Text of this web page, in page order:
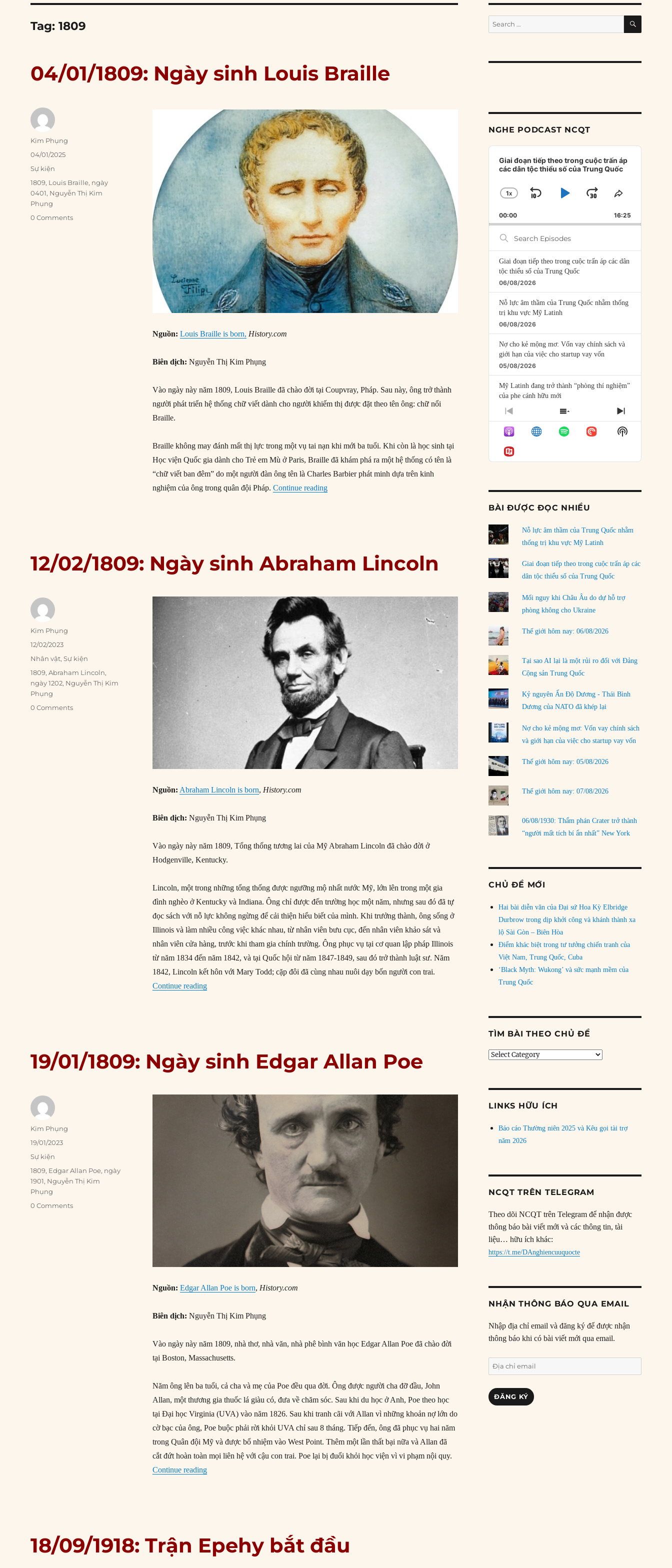
Tag:1809
04/01/1809: Ngày sinh Louis Braille
Nguồn:Louis Braille is born, History.com
Biên dịch:Nguyễn Thị Kim Phụng
Vào ngày này năm 1809, Louis Braille đã chào đời tại Coupvray, Pháp. Sau này, ông trở thành
người phát triển hệ thống chữ viết dành cho người khiếm thị được đặt theo tên ông: chữ nổi
Braille.
Braille không may đánh mất thị lực trong một vụ tai nạn khi mới ba tuổi. Khi còn là học sinh tại
Học viện Quốc gia dành cho Trẻ em Mù ở Paris, Braille đã khám phá ra một hệ thống có tên là
“chữ viết ban đêm” do một người đàn ông tên là Charles Barbier phát minh dựa trên kinh
nghiệm của ông trong quân đội Pháp.Continue reading“04/01/1809: Ngày sinh Louis Braille”
Author
Kim Phụng
Posted
04/01/2025
Categories
Sự kiện
Tags
1809, Louis Braille, ngày
0401, Nguyễn Thị Kim
Phụng
0 Comments
12/02/1809: Ngày sinh Abraham Lincoln
Nguồn: Abraham Lincoln is born, History.com
Biên dịch: Nguyễn Thị Kim Phụng
Vào ngày này năm 1809, Tổng thống tương lai của Mỹ Abraham Lincoln đã chào đời ở
Hodgenville, Kentucky.
Lincoln, một trong những tổng thống được ngưỡng mộ nhất nước Mỹ, lớn lên trong một gia
đình nghèo ở Kentucky và Indiana. Ông chỉ được đến trường học một năm, nhưng sau đó đã tự
đọc sách với nỗ lực không ngừng để cải thiện hiểu biết của mình. Khi trưởng thành, ông sống ở
Illinois và làm nhiều công việc khác nhau, từ nhân viên bưu cục, đến nhân viên khảo sát và
nhân viên cửa hàng, trước khi tham gia chính trường. Ông phục vụ tại cơ quan lập pháp Illinois
từ năm 1834 đến năm 1842, và tại Quốc hội từ năm 1847-1849, sau đó trở thành luật sư. Năm
1842, Lincoln kết hôn với Mary Todd; cặp đôi đã cùng nhau nuôi dạy bốn người con trai.
Continue reading“12/02/1809: Ngày sinh Abraham Lincoln”
Author
Kim Phụng
Posted
on
12/02/2023
Categories
Nhân vật,Sự kiện
Tags
1809,Abraham Lincoln,
ngày 1202, Nguyễn Thị Kim
Phụng
0 Comments
19/01/1809: Ngày sinh Edgar Allan Poe
Nguồn: Edgar Allan Poe is born, History.com
Biên dịch:Nguyễn Thị Kim Phụng
Vào ngày này năm 1809, nhà thơ, nhà văn, nhà phê bình văn học Edgar Allan Poe đã chào đời
tại Boston, Massachusetts.
Năm ông lên ba tuổi, cả cha và mẹ của Poe đều qua đời. Ông được người cha đỡ đầu, John
Allan, một thương gia thuốc lá giàu có, đưa về chăm sóc. Sau khi du học ở Anh, Poe theo học
tại Đại học Virginia (UVA) vào năm 1826. Sau khi tranh cãi với Allan vì những khoản nợ lớn do
cờ bạc của ông, Poe buộc phải rời khỏi UVA chỉ sau 8 tháng. Tiếp đến, ông đã phục vụ hai năm
trong Quân đội Mỹ và được bổ nhiệm vào West Point. Thêm một lần thất bại nữa và Allan đã
cắt đứt hoàn toàn mọi liên hệ với cậu con trai. Poe lại bị đuổi khỏi học viện vì vi phạm nội quy.
Continue reading“19/01/1809: Ngày sinh Edgar Allan Poe”
Author
Kim Phụng
Posted
19/01/2023
Categories
Sự kiện
Tags
1809, Edgar Allan Poe, ngày
1901, Nguyễn Thị Kim
Phụng
0 Comments
18/09/1918: Trận Epehy bắt đầu
Search
for:
SEARCH
NGHE PODCAST NCQT
Audio
Player
Giai đoạn tiếp theo trong cuộc trấn áp
các dân tộc thiểu số của Trung Quốc
CHANGE
RATE
1X
SKIP
BACKWARD
PLAYJUMP
FORWARD
SHARE
EPISODE
00:00 16:25
Search
Episodes
Giai đoạn tiếp theo trong cuộc trấn áp các dân
tộc thiểu số của Trung Quốc
06/08/2026
Nỗ lực âm thầm của Trung Quốc nhằm thống
trị khu vực Mỹ Latinh
06/08/2026
Nợ cho kẻ mộng mơ: Vốn vay chính sách và
giới hạn của việc cho startup vay vốn
05/08/2026
Mỹ Latinh đang trở thành “phòng thí nghiệm”
của phe cánh hữu mới
04/08/2026
Tại sao Trung Quốc phủ nhận cuộc gặp với
Ngoại trưởng Nhật Bản?
04/08/2026
03/08/2026
Đặt cược vào thất bại: Các quỹ đầu tư mạo
rủi ro
02/08/2026
Làm thế nào để kết thúc Chiến tranh Iran?
01/08/2026
Chiến lược kế tiếp của Bắc Kinh ở Biển Đông
31/07/2026
Trật tự thế giới mới: Các nước nhỏ sẽ luôn
phải chịu đựng?
30/07/2026
LOAD MORE
PREVIOUS
EPISODE
SHOW
EPISODES
LIST
NEXT
EPISODE
Show
Podcast
BÀI ĐƯỢC ĐỌC NHIỀU
Nỗ lực âm thầm của Trung Quốc nhằm
thống trị khu vực Mỹ Latinh
Giai đoạn tiếp theo trong cuộc trấn áp các
dân tộc thiểu số của Trung Quốc
Mối nguy khi Châu Âu do dự hỗ trợ
phòng không cho Ukraine
Thế giới hôm nay: 06/08/2026
Tại sao AI lại là một rủi ro đối với Đảng
Cộng sản Trung Quốc
Kỷ nguyên Ấn Độ Dương - Thái Bình
Dương của NATO đã khép lại
Nợ cho kẻ mộng mơ: Vốn vay chính sách
và giới hạn của việc cho startup vay vốn
Thế giới hôm nay: 05/08/2026
Thế giới hôm nay: 07/08/2026
06/08/1930: Thẩm phán Crater trở thành
“người mất tích bí ẩn nhất” New York
CHỦ ĐỀ MỚI
Hai bài diễn văn của Đại sứ Hoa Kỳ Elbridge
Durbrow trong dịp khởi công và khánh thành xa
lộ Sài Gòn – Biên Hòa
Điểm khác biệt trong tư tưởng chiến tranh của
Việt Nam, Trung Quốc, Cuba
‘Black Myth: Wukong’ và sức mạnh mềm của
Trung Quốc
TÌM BÀI THEO CHỦ ĐỀ
Tìm
chủ
LINKS HỮU ÍCH
Báo cáo Thường niên 2025 và Kêu gọi tài trợ
năm 2026
NCQT TRÊN TELEGRAM
Theo dõi NCQT trên Telegram để nhận được
thông báo bài viết mới và các thông tin, tài
liệu… hữu ích khác:
https://t.me/DAnghiencuuquocte
NHẬN THÔNG BÁO QUA EMAIL
Nhập địa chỉ email và đăng ký để được nhận
thông báo khi có bài viết mới qua email.
Địa
chỉ
email
ĐĂNG KÝ